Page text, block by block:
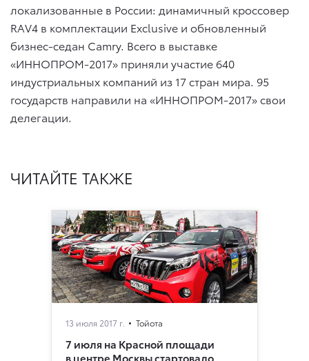
локализованные в России: динамичный кроссовер
RAV4 в комплектации Exclusive и обновленный
бизнес-седан Camry. Всего в выставке
«ИННОПРОМ-2017» приняли участие 640
индустриальных компаний из 17 стран мира. 95
государств направили на «ИННОПРОМ-2017» свои
делегации.
ЧИТАЙТЕ ТАКЖЕ
13 июля 2017 г. Тойота
7 июля на Красной площади
в центре Москвы стартовало